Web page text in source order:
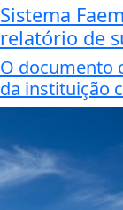
Sistema
relatório de
O documento
da instituição